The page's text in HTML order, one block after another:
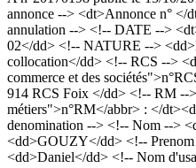
annonce --> <dt>Annonce n°
annulation --> <!-- DATE -->
02</dd> <!-- NATURE -->
collocation</dd> <!-- RCS -->
commerce et des
914 RCS Foix </dd> <!-- RM --
métiers">n°RM</abbr> : </
denomination --> <!-- Nom -->
<dd>GOUZY</dd> <!--
<dd>Daniel</dd> <!-- Nom